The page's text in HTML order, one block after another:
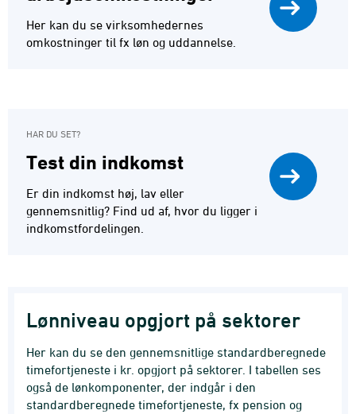
Her kan du se virksomhedernes
omkostninger til fx løn og uddannelse.
HAR DU SET?
Test din indkomst
Er din indkomst høj, lav eller
gennemsnitlig? Find ud af, hvor du ligger i
indkomstfordelingen.
Lønniveau opgjort på sektorer
Her kan du se den gennemsnitlige standardberegnede
timefortjeneste i kr. opgjort på sektorer. I tabellen ses
også de lønkomponenter, der indgår i den
standardberegnede timefortjeneste, fx pension og